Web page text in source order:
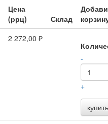
Цена
(ррц)
Склад
2 272,00 ₽
-
+
купить